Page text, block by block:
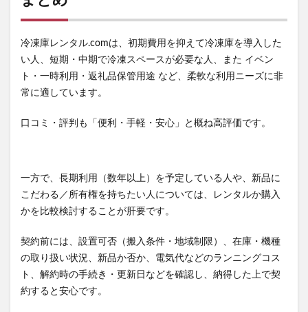
冷凍庫レンタル.comは、初期費用を抑えて冷凍庫を導入した
い人、短期・中期で冷凍スペースが必要な人、また イベン
ト・一時利用・返礼品保管用途 など、柔軟な利用ニーズに非
常に適しています。
口コミ・評判も「便利・手軽・安心」と概ね高評価です。
一方で、長期利用（数年以上）を予定している人や、新品に
こだわる／所有権を持ちたい人については、レンタルか購入
かを比較検討することが肝要です。
契約前には、設置可否（搬入条件・地域制限）、在庫・機種
の取り扱い状況、新品か否か、電気代などのランニングコス
ト、解約時の手続き・更新日などを確認し、納得した上で契
約すると安心です。